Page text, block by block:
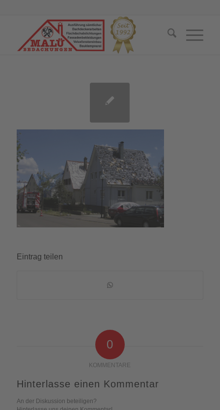
Eintrag teilen
0
KOMMENTARE
Hinterlasse einen Kommentar
An der Diskussion beteiligen?